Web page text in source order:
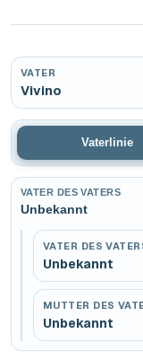
VATER
Vivino
Vaterlinie
VATER DES VATERS
Unbekannt
VATER DES
Unbekannt
MUTTER DES
Unbekannt